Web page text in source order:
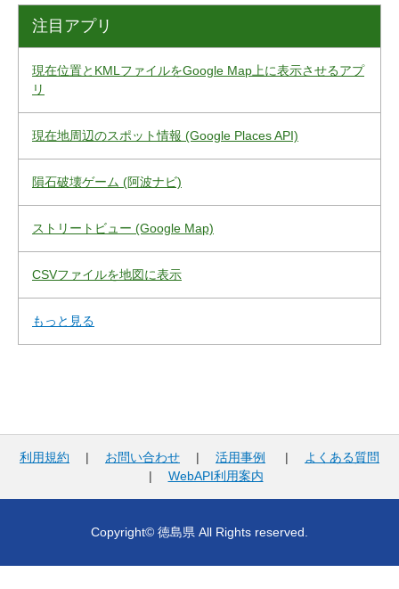
注目アプリ
現在位置とKMLファイルをGoogle Map上に表示させるアプ
リ
現在地周辺のスポット情報 (Google Places API)
隕石破壊ゲーム (阿波ナビ)
ストリートビュー (Google Map)
CSVファイルを地図に表示
もっと見る
利用規約 | お問い合わせ | 活用事例 |
よくある質問
| WebAPI利用案内
Copyright© 徳島県 All Rights reserved.